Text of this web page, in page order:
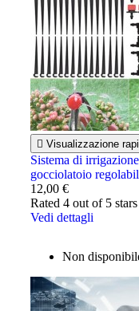
 Visualizzazione
Sistema di
gocciolatoio
12,00 €
Rated4 out of 5
Vedi dettagli
Non